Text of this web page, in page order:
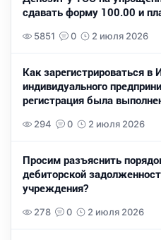
сдавать форму 100.00 и
5851 0 2 июля 2026
Как зарегистрироваться
индивидуального
регистрация была
294 0 2 июля 2026
Просим разъяснить
дебиторской
учреждения?
278 0 2 июля 2026